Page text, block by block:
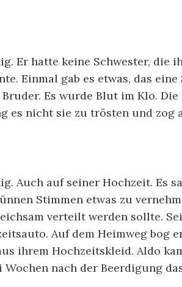
Er hatte keine Schwester, die
Einmal gab es etwas, das
Es wurde Blut im Klo.
es nicht sie zu trösten und zog
Auch auf seiner Hochzeit. Es
Stimmen etwas zu
verteilt werden sollte.
Auf dem Heimweg bog
ihrem Hochzeitskleid. Aldo
nach der Beerdigung